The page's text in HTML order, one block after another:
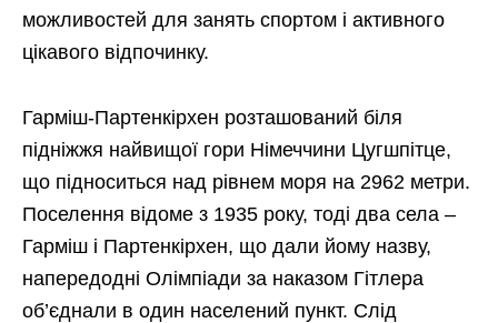
можливостей для занять спортом і активного
цікавого відпочинку.
Гарміш-Партенкірхен розташований біля
підніжжя найвищої гори Німеччини Цугшпітце,
що підноситься над рівнем моря на 2962 метри.
Поселення відоме з 1935 року, тоді два села –
Гарміш і Партенкірхен, що дали йому назву,
напередодні Олімпіади за наказом Гітлера
об’єднали в один населений пункт. Слід